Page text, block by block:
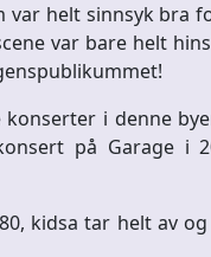
helt sinnsyk bra
var bare helt
i denne
på Garage i
kidsa tar helt av